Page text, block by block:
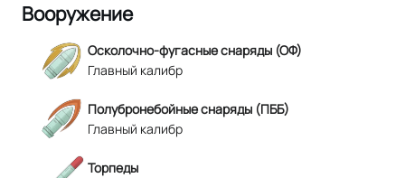
Вооружение
Осколочно-фугасные снаряды (ОФ)
Главный калибр
Полубронебойные снаряды (ПББ)
Главный калибр
Торпеды